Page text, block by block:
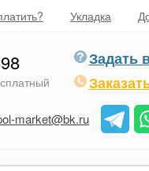
Укладка
Задать
market@bk.ru